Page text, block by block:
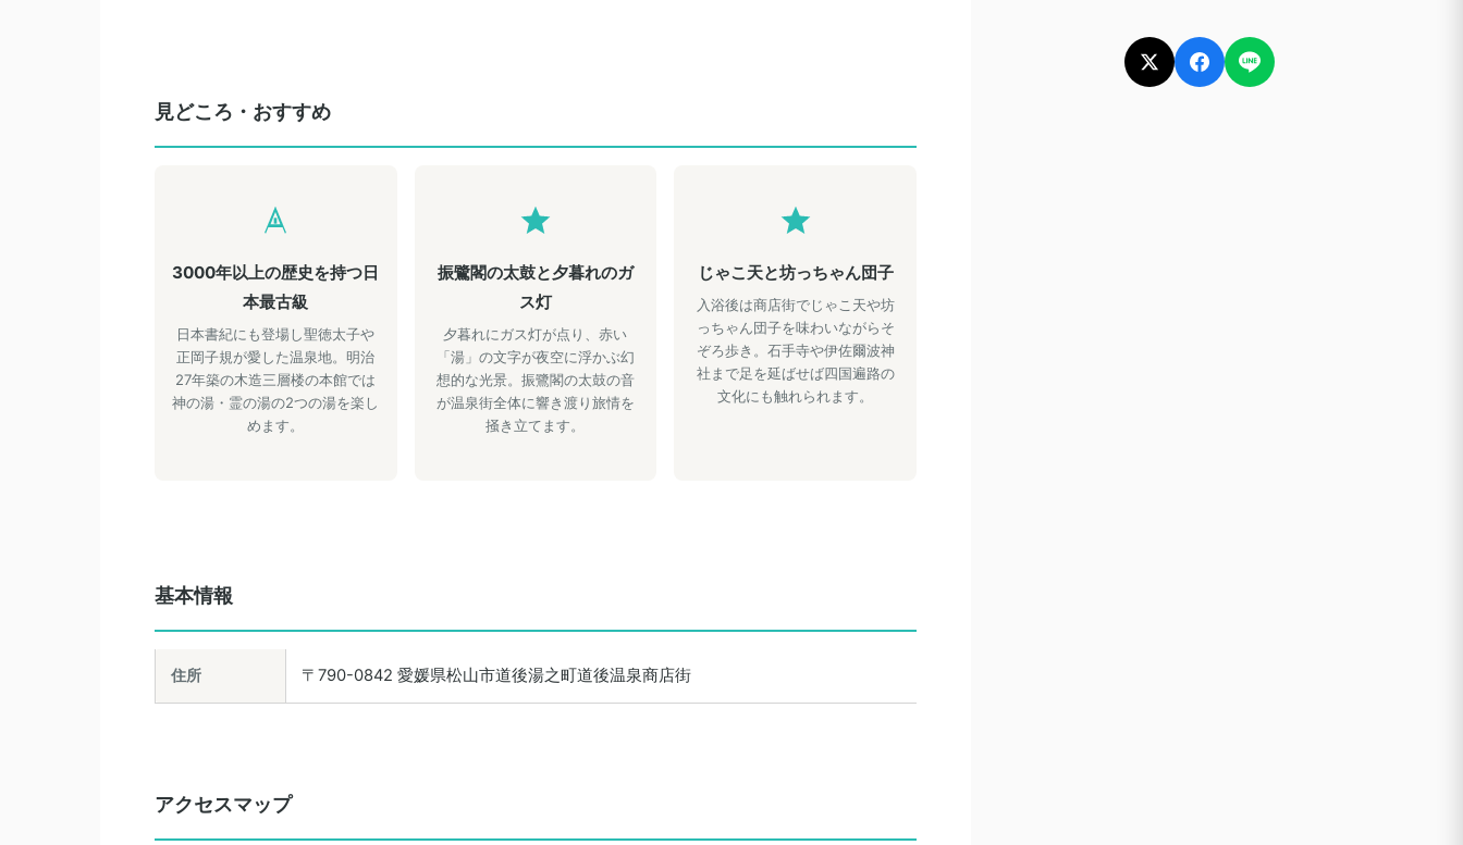
見どころ・おすすめ
3000年以上の歴史を持つ日
本最古級
日本書紀にも登場し聖徳太子や
正岡子規が愛した温泉地。明治
27年築の木造三層楼の本館では
神の湯・霊の湯の2つの湯を楽し
めます。
振鷺閣の太鼓と夕暮れのガ
ス灯
夕暮れにガス灯が点り、赤い
「湯」の文字が夜空に浮かぶ幻
想的な光景。振鷺閣の太鼓の音
が温泉街全体に響き渡り旅情を
掻き立てます。
じゃこ天と坊っちゃん団子
入浴後は商店街でじゃこ天や坊
っちゃん団子を味わいながらそ
ぞろ歩き。石手寺や伊佐爾波神
社まで足を延ばせば四国遍路の
文化にも触れられます。
基本情報
住所 〒790-0842 愛媛県松山市道後湯之町道後温泉商店街
アクセスマップ